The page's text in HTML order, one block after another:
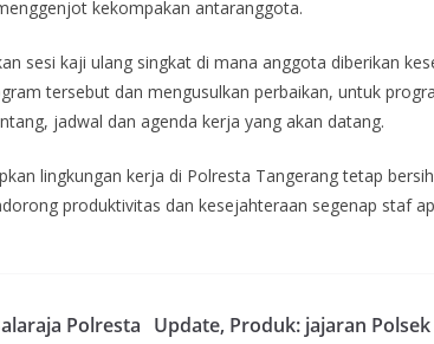
kekompakan antaranggota.
sesi kaji ulang singkat di mana anggota diberikan
tersebut dan mengusulkan perbaikan, untuk
jadwal dan agenda kerja yang akan datang.
lingkungan kerja di Polresta Tangerang tetap
produktivitas dan kesejahteraan segenap staf
Polresta Update, Produk: jajaran